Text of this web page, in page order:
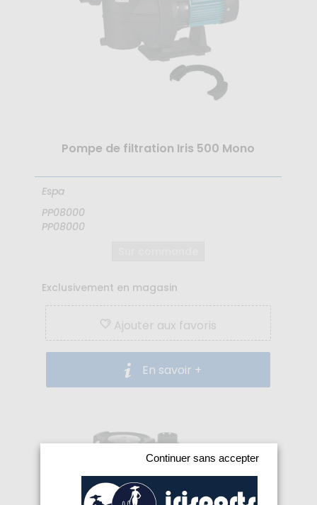
Pompe de filtration Iris 500 Mono
Espa
PP08000
PP08000
Exclusivement en magasin
Ajouter aux favoris
En savoir +
Continuer sans accepter